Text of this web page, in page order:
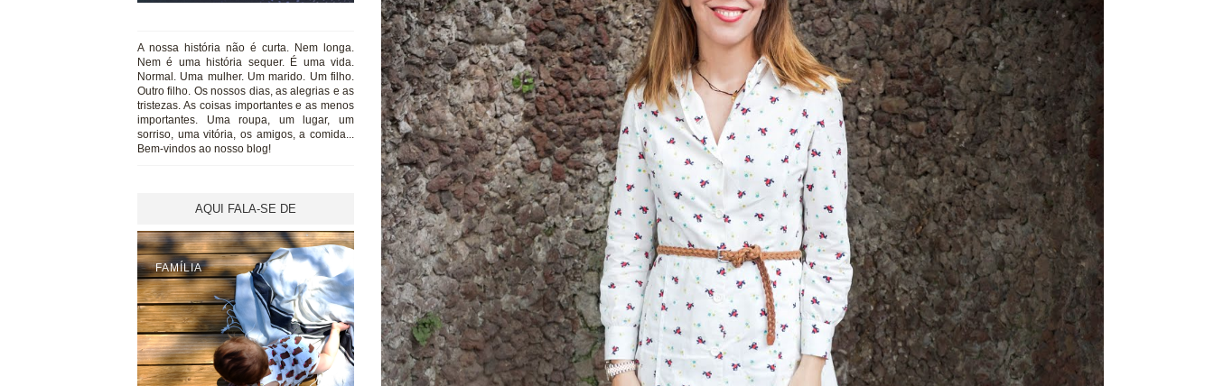
A nossa história não é curta. Nem longa.
Nem é uma história sequer. É uma vida.
Normal. Uma mulher. Um marido. Um filho.
Outro filho. Os nossos dias, as alegrias e as
tristezas. As coisas importantes e as menos
importantes. Uma roupa, um lugar, um
sorriso, uma vitória, os amigos, a comida...
Bem-vindos ao nosso blog!
AQUI FALA-SE DE
FAMÍLIA